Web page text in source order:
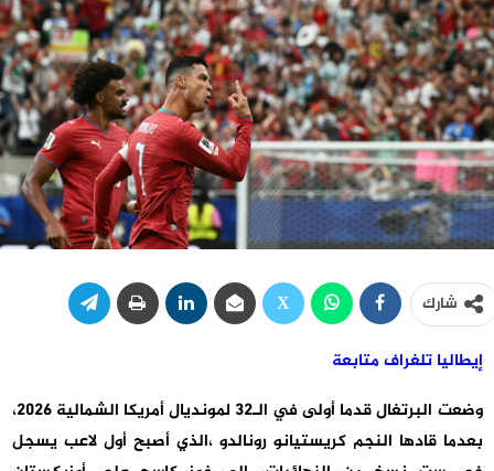
شارك
إيطاليا تلغراف متابعة
وضعت البرتغال قدما أولى في الـ32 لمونديال أمريكا الشمالية 2026،
بعدما قادها النجم كريستيانو رونالدو ،الذي أصبح أول لاعب يسجل